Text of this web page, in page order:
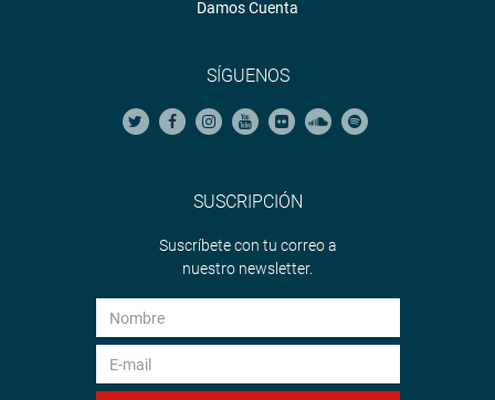
Damos Cuenta
SÍGUENOS
SUSCRIPCIÓN
Suscríbete con tu correo a
nuestro newsletter.